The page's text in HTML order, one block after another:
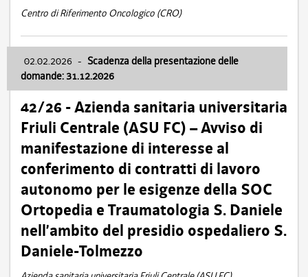
Centro di Riferimento Oncologico (CRO)
02.02.2026 - Scadenza della presentazione delle
domande: 31.12.2026
42/26 - Azienda sanitaria universitaria
Friuli Centrale (ASU FC) – Avviso di
manifestazione di interesse al
conferimento di contratti di lavoro
autonomo per le esigenze della SOC
Ortopedia e Traumatologia S. Daniele
nell’ambito del presidio ospedaliero S.
Daniele-Tolmezzo